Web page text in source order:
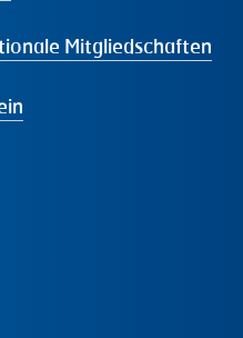
Mitgliedschaften